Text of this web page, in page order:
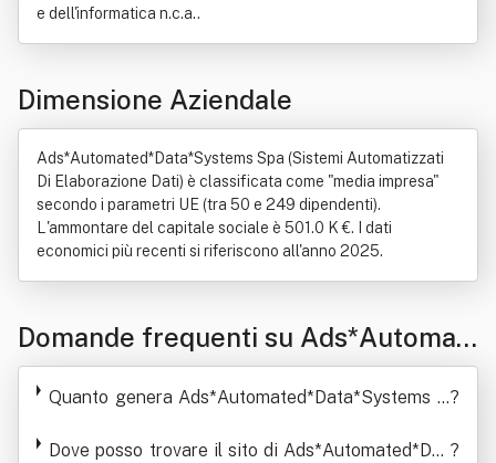
e dell'informatica n.c.a..
Dimensione Aziendale
Ads*Automated*Data*Systems Spa (Sistemi Automatizzati
Di Elaborazione Dati) è classificata come "media impresa"
secondo i parametri UE (tra 50 e 249 dipendenti).
L'ammontare del capitale sociale è 501.0 K €. I dati
economici più recenti si riferiscono all'anno 2025.
Domande frequenti su Ads*Automat
ed*Data*Systems Spa (Sistemi Auto
matizzati Di Elaborazione Dati)
Quanto genera Ads*Automated*Data*Systems S
termini di ricavi
?
Dove posso trovare il sito di Ads*Automated*Dat ?